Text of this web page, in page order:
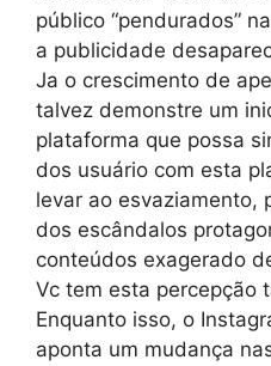
público “pendurados”
a publicidade
Ja o crescimento de
talvez demonstre um
plataforma que possa
dos usuário com esta
levar ao esvaziamento,
dos escândalos
conteúdos exagerado
Vc tem esta percepção
Enquanto isso, o
aponta um mudança